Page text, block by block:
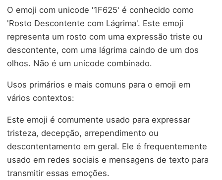
O emoji com unicode '1F625' é conhecido como
'Rosto Descontente com Lágrima'. Este emoji
representa um rosto com uma expressão triste ou
descontente, com uma lágrima caindo de um dos
olhos. Não é um unicode combinado.
Usos primários e mais comuns para o emoji em
vários contextos:
Este emoji é comumente usado para expressar
tristeza, decepção, arrependimento ou
descontentamento em geral. Ele é frequentemente
usado em redes sociais e mensagens de texto para
transmitir essas emoções.